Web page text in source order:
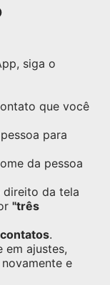
siga o
que você
para
da pessoa
direito da tela
"três
.
em ajustes,
novamente e